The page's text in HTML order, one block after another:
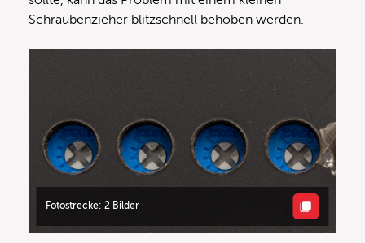
Schraubenzieher blitzschnell behoben werden.
Fotostrecke: 2 Bilder